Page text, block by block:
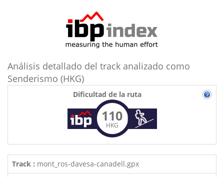
Análisis detallado del track analizado como
Senderismo (HKG)
Dificultad de la ruta
110
HKG
Track : mont_ros-davesa-canadell.gpx